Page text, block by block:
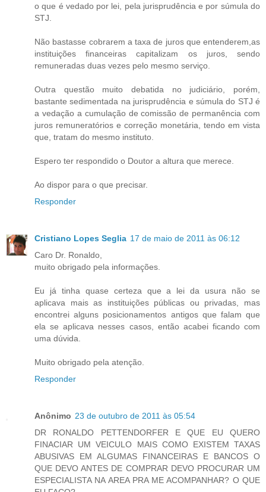
o que é vedado por lei, pela jurisprudência e por súmula do
STJ.
Não bastasse cobrarem a taxa de juros que entenderem,as
instituições financeiras capitalizam os juros, sendo
remuneradas duas vezes pelo mesmo serviço.
Outra questão muito debatida no judiciário, porém,
bastante sedimentada na jurisprudência e súmula do STJ é
a vedação a cumulação de comissão de permanência com
juros remuneratórios e correção monetária, tendo em vista
que, tratam do mesmo instituto.
Espero ter respondido o Doutor a altura que merece.
Ao dispor para o que precisar.
Responder
Cristiano Lopes Seglia 17 de maio de 2011 às 06:12
Caro Dr. Ronaldo,
muito obrigado pela informações.
Eu já tinha quase certeza que a lei da usura não se
aplicava mais as instituições públicas ou privadas, mas
encontrei alguns posicionamentos antigos que falam que
ela se aplicava nesses casos, então acabei ficando com
uma dúvida.
Muito obrigado pela atenção.
Responder
Anônimo 23 de outubro de 2011 às 05:54
DR RONALDO PETTENDORFER E QUE EU QUERO
FINACIAR UM VEICULO MAIS COMO EXISTEM TAXAS
ABUSIVAS EM ALGUMAS FINANCEIRAS E BANCOS O
QUE DEVO ANTES DE COMPRAR DEVO PROCURAR UM
ESPECIALISTA NA AREA PRA ME ACOMPANHAR? O QUE